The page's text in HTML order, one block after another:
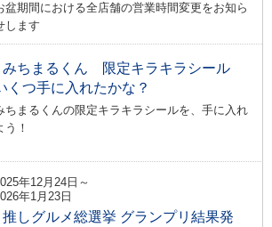
盆期間における全店舗の営業時間変更をお知ら
します
みちまるくん 限定キラキラシール
くつ手に入れたかな？
ちまるくんの限定キラキラシールを、手に入れ
う！
年12月24日～
年1月23日
推しグルメ総選挙 グランプリ結果発